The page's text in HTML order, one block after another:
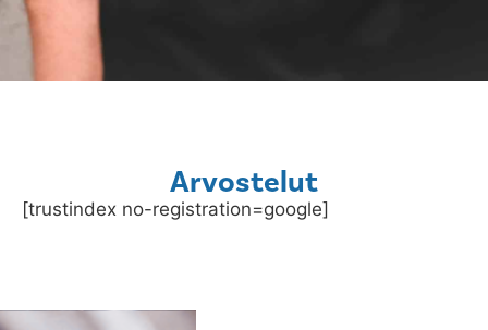
Arvostelut
[trustindex no-registration=google]